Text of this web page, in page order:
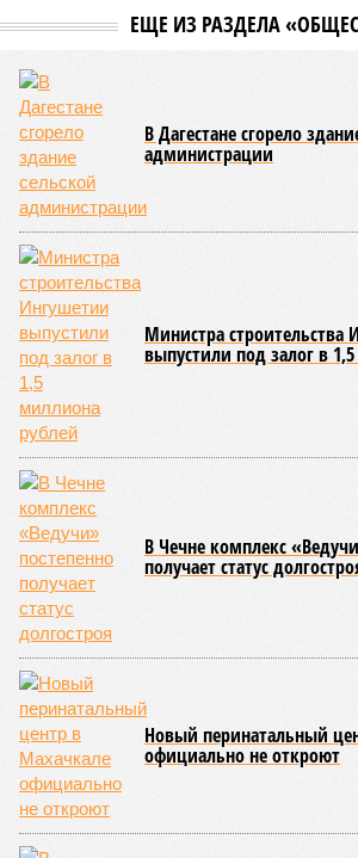
ЕЩЕ ИЗ РАЗДЕЛА
В Дагестане сгорело
администрации
Министра строительства
выпустили под залог в
В Чечне комплекс
получает статус
Новый перинатальный
официально не откроют